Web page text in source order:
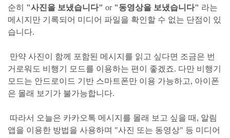
순히 "사진을 보냈습니다" or "동영상을 보냈습니다" 라는
메시지만 기록되어 미디어 파일을 확인할 수 없는 단점이 있
습니다.
만약 사진이 함께 포함된 메시지를 읽고 싶다면 조금은 번
거로워도 비행기 모드를 이용하는 편이 좋겠죠. 다만 비행기
모드는 안드로이드 기반 스마트폰만 이용 가능하고, 아이폰
은 몰래 보기가 불가능합니다.
따라서 오늘은 카카오톡 메시지를 몰래 보고 싶을 때, 알림
앱을 이용한 방법을 사용하며 "사진 또는 동영상" 등 미디어